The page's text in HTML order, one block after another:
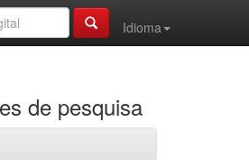
Idioma
de pesquisa